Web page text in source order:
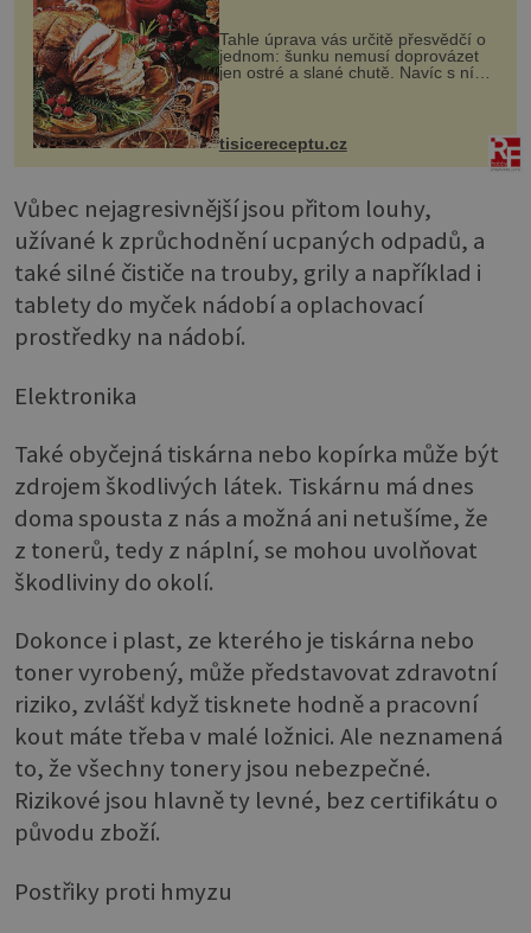
Tahle úprava vás určitě přesvědčí o
jednom: šunku nemusí doprovázet
jen ostré a slané chutě. Navíc s ní
nakrmíte poměrně hodně hladových
krků. Ingredience sádlo 3 kg šunky
vcelku 3 stroužky česneku hl...
tisicereceptu.cz
Vůbec nejagresivnější jsou přitom louhy,
užívané k zprůchodnění ucpaných odpadů, a
také silné čističe na trouby, grily a například i
tablety do myček nádobí a oplachovací
prostředky na nádobí.
Elektronika
Také obyčejná tiskárna nebo kopírka může být
zdrojem škodlivých látek. Tiskárnu má dnes
doma spousta z nás a možná ani netušíme, že
z tonerů, tedy z náplní, se mohou uvolňovat
škodliviny do okolí.
Dokonce i plast, ze kterého je tiskárna nebo
toner vyrobený, může představovat zdravotní
riziko, zvlášť když tisknete hodně a pracovní
kout máte třeba v malé ložnici. Ale neznamená
to, že všechny tonery jsou nebezpečné.
Rizikové jsou hlavně ty levné, bez certifikátu o
původu zboží.
Postřiky proti hmyzu